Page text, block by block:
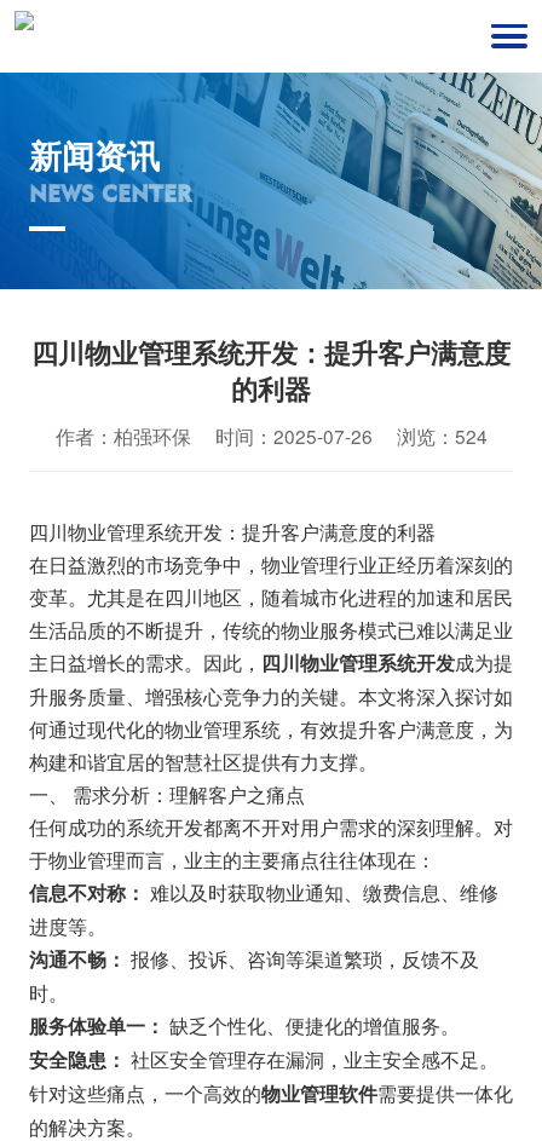
新闻资讯
NEWS CENTER
四川物业管理系统开发：提升客户满意度
的利器
作者：柏强环保 时间：2025-07-26 浏览：524
四川物业管理系统开发：提升客户满意度的利器
在日益激烈的市场竞争中，物业管理行业正经历着深刻的
变革。尤其是在四川地区，随着城市化进程的加速和居民
生活品质的不断提升，传统的物业服务模式已难以满足业
主日益增长的需求。因此， 四川物业管理系统开发成为提
升服务质量、增强核心竞争力的关键。本文将深入探讨如
何通过现代化的物业管理系统，有效提升客户满意度，为
构建和谐宜居的智慧社区提供有力支撑。
一、 需求分析：理解客户之痛点
任何成功的系统开发都离不开对用户需求的深刻理解。对
于物业管理而言，业主的主要痛点往往体现在：
信息不对称： 难以及时获取物业通知、缴费信息、维修
进度等。
沟通不畅： 报修、投诉、咨询等渠道繁琐，反馈不及
时。
服务体验单一： 缺乏个性化、便捷化的增值服务。
安全隐患： 社区安全管理存在漏洞，业主安全感不足。
针对这些痛点，一个高效的物业管理软件需要提供一体化
的解决方案。